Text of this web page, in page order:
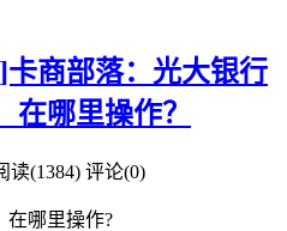
商部落：光大银行
在哪里操作？
读(1384) 评论(0)
在哪里操作?